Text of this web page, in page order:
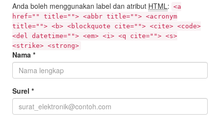
Anda boleh menggunakan label dan atribut HTML: <a
href="" title=""> <abbr title=""> <acronym
title=""> <b> <blockquote cite=""> <cite> <code>
<del datetime=""> <em> <i> <q cite=""> <s>
<strike> <strong>
Nama *
Surel *